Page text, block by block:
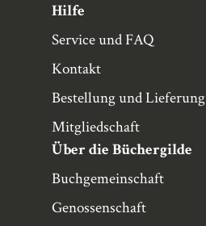
Hilfe
Service und FAQ
Kontakt
Bestellung und Lieferung
Mitgliedschaft
Über die Büchergilde
Buchgemeinschaft
Genossenschaft